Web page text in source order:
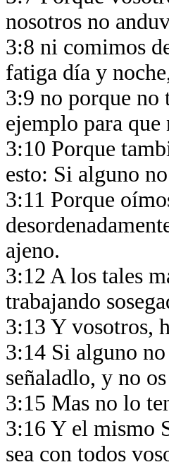
nosotros no
3:8 ni comimos
fatiga día y
3:9 no porque no
ejemplo para que
3:10 Porque
esto: Si alguno
3:11 Porque
ajeno.
3:12 A los tales
trabajando
3:13 Y vosotros,
3:14 Si alguno no
señaladlo, y no
3:15 Mas no lo
3:16 Y el mismo
sea con todos